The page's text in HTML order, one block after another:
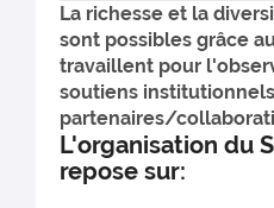
La richesse et la
sont possibles grâce
travaillent pour
soutiens
partenaires/
L'organisation du
repose sur: